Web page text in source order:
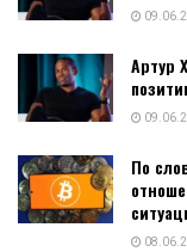
Артур
По